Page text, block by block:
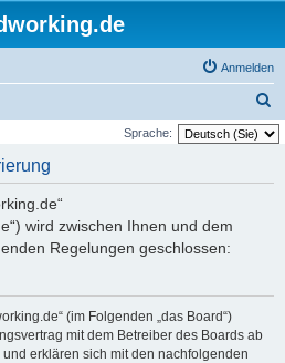
Anmelden
u
Sprache:
wird zwischen Ihnen und dem
Regelungen geschlossen:
(im Folgenden „das Board“)
mit dem Betreiber des Boards ab
und erklären sich mit den nachfolgenden